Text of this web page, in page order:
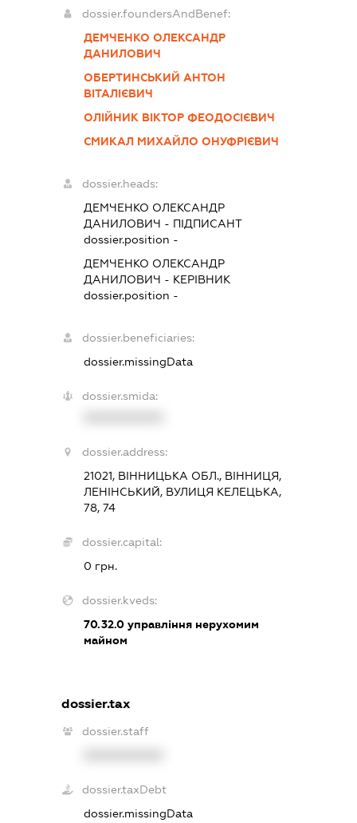
dossier.foundersAndBenef:
ДЕМЧЕНКО ОЛЕКСАНДР
ДАНИЛОВИЧ
ОБЕРТИНСЬКИЙ АНТОН
ВІТАЛІЄВИЧ
ОЛІЙНИК ВІКТОР ФЕОДОСІЄВИЧ
СМИКАЛ МИХАЙЛО ОНУФРІЄВИЧ
dossier.heads:
ДЕМЧЕНКО ОЛЕКСАНДР
ДАНИЛОВИЧ - ПІДПИСАНТ
dossier.position -
ДЕМЧЕНКО ОЛЕКСАНДР
ДАНИЛОВИЧ - КЕРІВНИК
dossier.position -
dossier.beneficiaries:
dossier.missingData
dossier.smida:
dossier.address:
21021, ВІННИЦЬКА ОБЛ., ВІННИЦЯ,
ЛЕНІНСЬКИЙ, ВУЛИЦЯ КЕЛЕЦЬКА,
78, 74
dossier.capital:
0 грн.
dossier.kveds:
70.32.0 управління нерухомим
майном
dossier.tax
dossier.staff
dossier.taxDebt
dossier.missingData